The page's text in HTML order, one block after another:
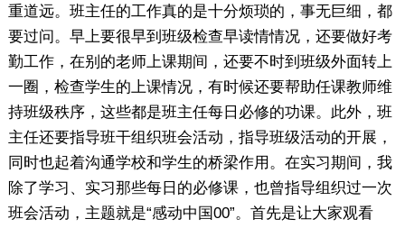
重道远。班主任的工作真的是十分烦琐的，事无巨细，都
要过问。早上要很早到班级检查早读情情况，还要做好考
勤工作，在别的老师上课期间，还要不时到班级外面转上
一圈，检查学生的上课情况，有时候还要帮助任课教师维
持班级秩序，这些都是班主任每日必修的功课。此外，班
主任还要指导班干组织班会活动，指导班级活动的开展，
同时也起着沟通学校和学生的桥梁作用。在实习期间，我
除了学习、实习那些每日的必修课，也曾指导组织过一次
班会活动，主题就是“感动中国00”。首先是让大家观看